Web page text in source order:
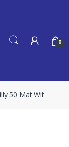
0
50 Mat Wit